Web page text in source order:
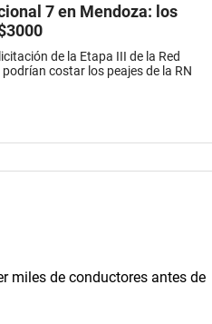
7 en Mendoza: los
de la Etapa III de la Red
costar los peajes de la RN